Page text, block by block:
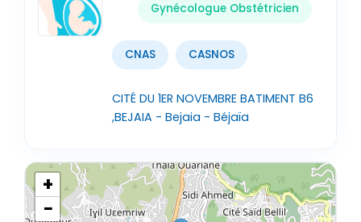
Gynécologue Obstétricien
CNAS CASNOS
CITÉ DU 1ER NOVEMBRE BATIMENT B6
,BEJAIA - Bejaia - Béjaïa
+
−